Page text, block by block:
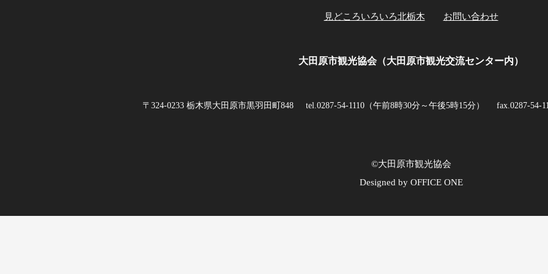
見どころいろいろ北栃木 お問い合わせ
大田原市観光協会（大田原市観光交流センター内）
〒324-0233 栃木県大田原市黒羽田町848 tel.0287-54-1110（午前8時30分～午後5時15分） fax.0287-54-
©大田原市観光協会
Designed by OFFICE ONE